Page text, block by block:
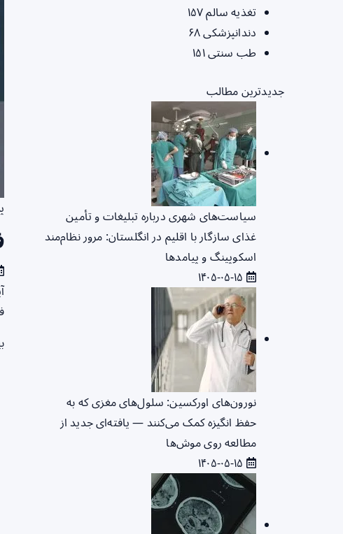
تغذیه سالم۱۵۷
دندانپزشکی۶۸
طب سنتی۱۵۱
جدیدترین مطالب
سیاست‌های شهری درباره تبلیغات و تأمین
غذای سازگار با اقلیم در انگلستان: مرور نظام‌مند
اسکوپینگ و پیامدها
نورون‌های اورکسین: سلول‌های مغزی که به
حفظ انگیزه کمک می‌کنند — یافته‌ای جدید از
مطالعه روی موش‌ها